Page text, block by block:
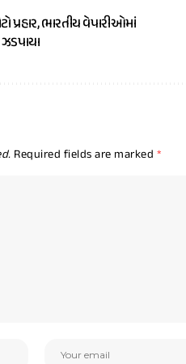
પ્રહાર, ભારતીય વેપારીઓમાં
Required fields are marked *